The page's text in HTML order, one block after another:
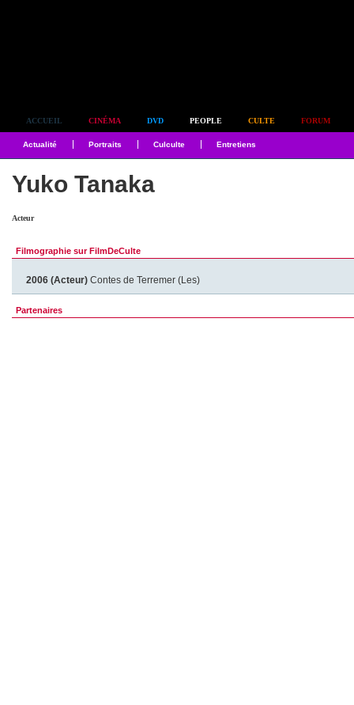
ACCUEIL CINÉMA DVD PEOPLE CULTE FORUM
Actualité Portraits Culculte Entretiens
Yuko Tanaka
Acteur
Filmographie sur FilmDeCulte
2006 (Acteur) Contes de Terremer (Les)
Partenaires